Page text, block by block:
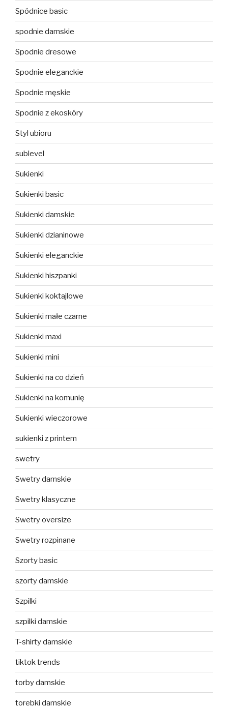
Spódnice basic
spodnie damskie
Spodnie dresowe
Spodnie eleganckie
Spodnie męskie
Spodnie z ekoskóry
Styl ubioru
sublevel
Sukienki
Sukienki basic
Sukienki damskie
Sukienki dzianinowe
Sukienki eleganckie
Sukienki hiszpanki
Sukienki koktajlowe
Sukienki małe czarne
Sukienki maxi
Sukienki mini
Sukienki na co dzień
Sukienki na komunię
Sukienki wieczorowe
sukienki z printem
swetry
Swetry damskie
Swetry klasyczne
Swetry oversize
Swetry rozpinane
Szorty basic
szorty damskie
Szpilki
szpilki damskie
T-shirty damskie
tiktok trends
torby damskie
torebki damskie